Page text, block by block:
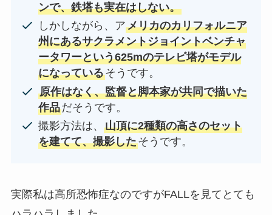
ンで、鉄塔も実在はしない。
しかしながら、アメリカのカリフォルニア
州にあるサクラメントジョイントベンチャ
ータワーという625mのテレビ塔がモデル
になっているそうです。
原作はなく、監督と脚本家が共同で描いた
作品だそうです。
撮影方法は、 山頂に2種類の高さのセット
を建てて、撮影したそうです。
実際私は高所恐怖症なのですがFALLを見てとても